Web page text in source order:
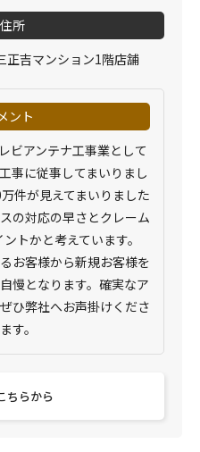
所
吉マンション1階店舗
ント
ビアンテナ工事業として
事に従事してまいりまし
件が見えてまいりました
の対応の早さとクレーム
トかと考えています。
お客様から新規お客様を
慢となります。確実なア
ひ弊社へお声掛けくださ
す。
ちらから